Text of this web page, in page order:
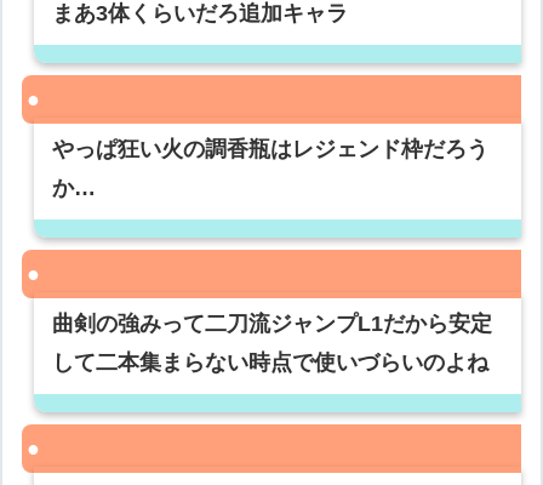
まあ3体くらいだろ追加キャラ
やっぱ狂い火の調香瓶はレジェンド枠だろう
か…
曲剣の強みって二刀流ジャンプL1だから安定
して二本集まらない時点で使いづらいのよね